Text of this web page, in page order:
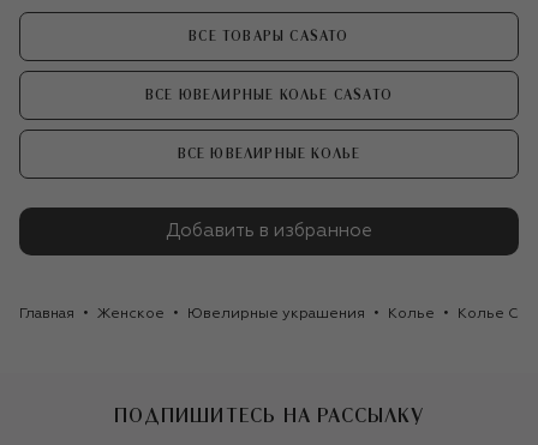
ВСЕ ТОВАРЫ CASATO
ВСЕ ЮВЕЛИРНЫЕ КОЛЬЕ CASATO
ВСЕ ЮВЕЛИРНЫЕ КОЛЬЕ
Добавить в избранное
Главная Женское Ювелирные украшения Колье Колье
ПОДПИШИТЕСЬ НА РАССЫЛКУ